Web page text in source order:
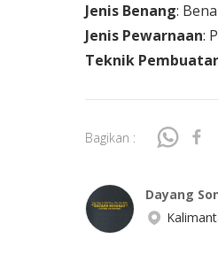
Jenis Benang:
Jenis Pewarnaan:
Teknik
Bagikan :
Dayang